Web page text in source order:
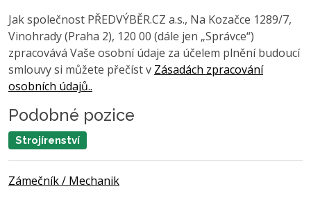
Jak společnost PŘEDVÝBĚR.CZ a.s., Na Kozačce 1289/7,
Vinohrady (Praha 2), 120 00 (dále jen „Správce“)
zpracovává Vaše osobní údaje za účelem plnění budoucí
smlouvy si můžete přečíst v Zásadách zpracování
osobních údajů..
Podobné pozice
Strojírenství
Zámečník / Mechanik